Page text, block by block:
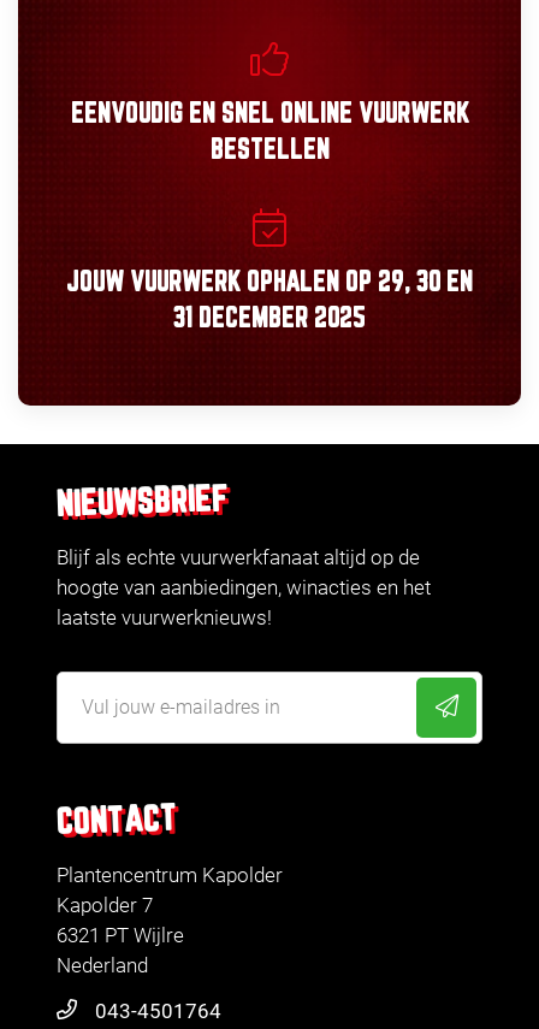
EENVOUDIGEN SNEL ONLINE VUURWERK
BESTELLEN
JOUW VUURWERK OPHALEN OP 29, 30 EN
31 DECEMBER 2025
CONTACT
Plantencentrum Kapolder
Kapolder 7
6321 PT Wijlre
Nederland
043-4501764
NIEUWSBRIEF
Blijf als echte vuurwerkfanaat altijd op de
hoogte van aanbiedingen, winacties en het
laatste vuurwerknieuws!